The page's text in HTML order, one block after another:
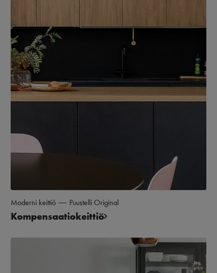
Moderni keittiö Puustelli Original
Kompensaatiokeittiö